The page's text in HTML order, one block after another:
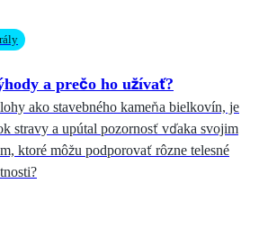
a prečo ho užívať?
ako stavebného kameňa bielkovín, je
stravy a upútal pozornosť vďaka svojim
ktoré môžu podporovať rôzne telesné